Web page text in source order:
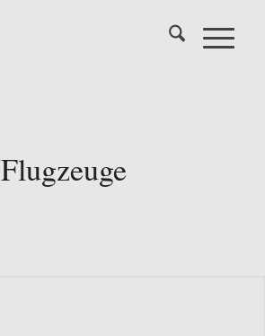
Flugzeuge